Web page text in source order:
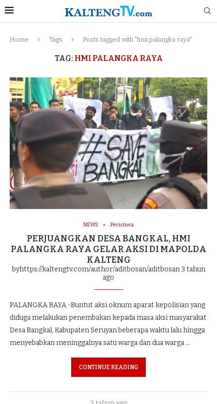
Home Tags Posts tagged with "hmi palangka raya"
TAG: HMI PALANGKA RAYA
NEWS Peristiwa
PERJUANGKAN DESA BANGKAL, HMI
PALANGKA RAYA GELAR AKSI DI MAPOLDA
KALTENG
byhttps://kaltengtv.com/author/aditbosan/aditbosan3 tahun
ago
PALANGKA RAYA -Buntut aksi oknum aparat kepolisian yang
diduga melakukan penembakan kepada masa aksi masyarakat
Desa Bangkal, Kabupaten Seruyan beberapa waktu lalu hingga
menyebabkan meninggalnya satu warga dan dua warga …
CONTINUE READING